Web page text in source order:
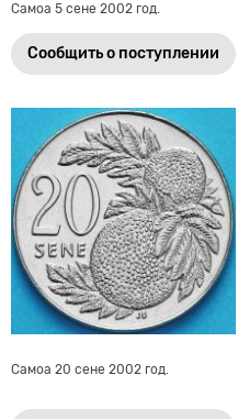
Самоа 5 сене 2002 год.
Сообщить о поступлении
Самоа 20 сене 2002 год.